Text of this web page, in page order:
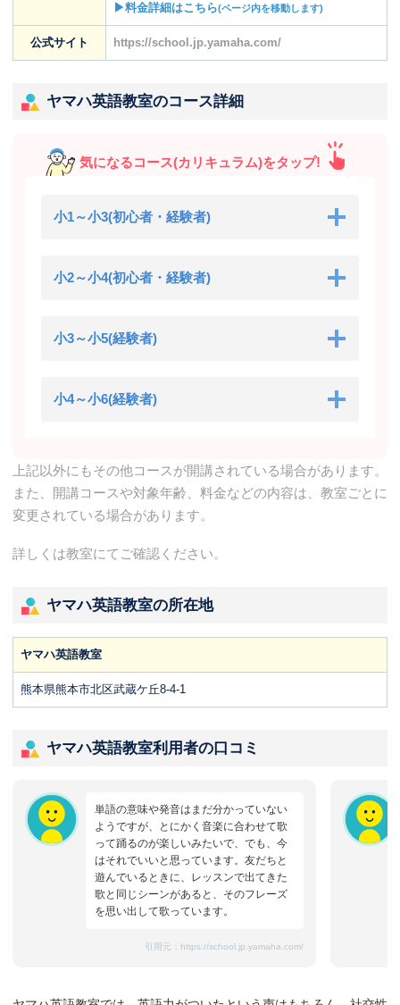
▶料金詳細はこちら(ページ内を移動します)
公式サイト https://school.jp.yamaha.com/
ヤマハ英語教室のコース詳細
気になるコース(カリキュラム)をタップ!
小1～小3(初心者・経験者)
小2～小4(初心者・経験者)
小3～小5(経験者)
小4～小6(経験者)
上記以外にもその他コースが開講されている場合があります。
また、開講コースや対象年齢、料金などの内容は、教室ごとに
変更されている場合があります。
詳しくは教室にてご確認ください。
ヤマハ英語教室の所在地
ヤマハ英語教室
熊本県熊本市北区武蔵ケ丘8-4-1
ヤマハ英語教室利用者の口コミ
単語の意味や発音はまだ分かっていない
ようですが、とにかく音楽に合わせて歌
って踊るのが楽しいみたいで、でも、今
はそれでいいと思っています。友だちと
遊んでいるときに、レッスンで出てきた
歌と同じシーンがあると、そのフレーズ
を思い出して歌っています。
引用元： https://school.jp.yamaha.com/